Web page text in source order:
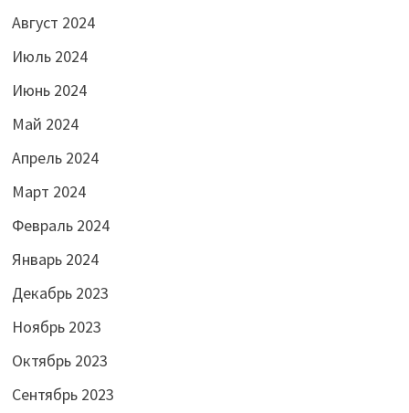
Август 2024
Июль 2024
Июнь 2024
Май 2024
Апрель 2024
Март 2024
Февраль 2024
Январь 2024
Декабрь 2023
Ноябрь 2023
Октябрь 2023
Сентябрь 2023